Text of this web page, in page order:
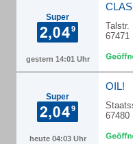
Super
gestern 14:01 Uhr
Talstr.
67471
Super
heute 04:03 Uhr
OIL!
67480